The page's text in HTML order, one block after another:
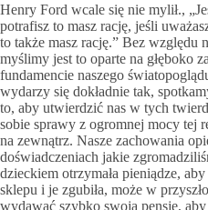
Henry Ford wcale się nie mylił.,
potrafisz to masz rację, jeśli
to także masz rację.” Bez względu
myślimy jest to oparte na głęboko
fundamencie naszego
wydarzy się dokładnie tak,
to, aby utwierdzić nas w tych
sobie sprawy z ogromnej mocy tej
na zewnątrz. Nasze zachowania
doświadczeniach jakie
dzieckiem otrzymała pieniądze,
sklepu i je zgubiła, może w
wydawać szybko swoją pensję,